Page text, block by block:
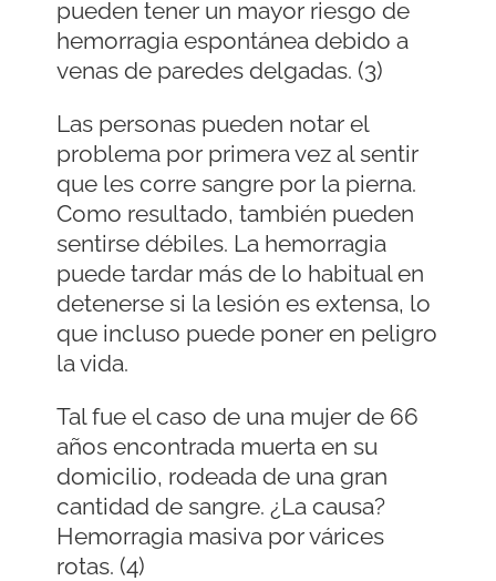
pueden tener un mayor riesgo de
hemorragia espontánea debido a
venas de paredes delgadas. (3)
Las personas pueden notar el
problema por primera vez al sentir
que les corre sangre por la pierna.
Como resultado, también pueden
sentirse débiles. La hemorragia
puede tardar más de lo habitual en
detenerse si la lesión es extensa, lo
que incluso puede poner en peligro
la vida.
Tal fue el caso de una mujer de 66
años encontrada muerta en su
domicilio, rodeada de una gran
cantidad de sangre. ¿La causa?
Hemorragia masiva por várices
rotas. (4)